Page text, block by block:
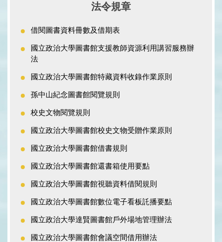
法令規章
借閱圖書資料冊數及借期表
國立政治大學圖書館支援教師資源利用講習服務辦
法
國立政治大學圖書館特藏資料收錄作業原則
孫中山紀念圖書館閱覽規則
校史文物閱覽規則
國立政治大學圖書館校史文物受贈作業原則
國立政治大學圖書館借書規則
國立政治大學圖書館還書箱使用要點
國立政治大學圖書館視聽資料借閱規則
國立政治大學圖書館數位電子看板託播要點
國立政治大學達賢圖書館戶外場地管理辦法
國立政治大學圖書館會議空間借用辦法